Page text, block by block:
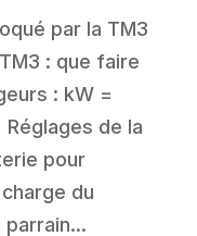
par la TM3
: que faire
: kW =
de la
pour
du